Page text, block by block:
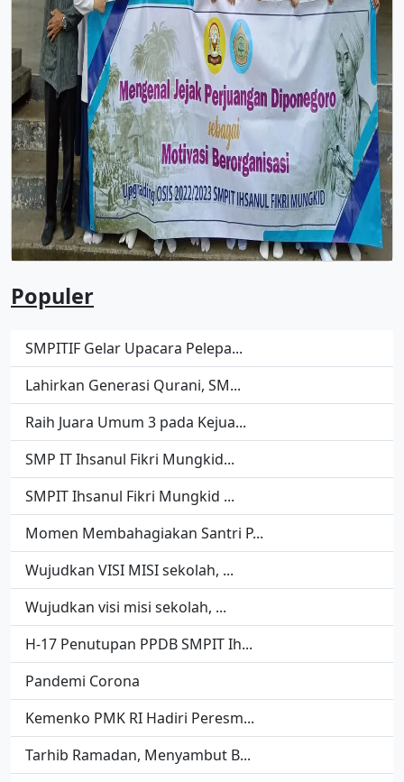
Populer
SMPITIF Gelar Upacara Pelepa...
Lahirkan Generasi Qurani, SM...
Raih Juara Umum 3 pada Kejua...
SMP IT Ihsanul Fikri Mungkid...
SMPIT Ihsanul Fikri Mungkid ...
Momen Membahagiakan Santri P...
Wujudkan VISI MISI sekolah, ...
Wujudkan visi misi sekolah, ...
H-17 Penutupan PPDB SMPIT Ih...
Pandemi Corona
Kemenko PMK RI Hadiri Peresm...
Tarhib Ramadan, Menyambut B...